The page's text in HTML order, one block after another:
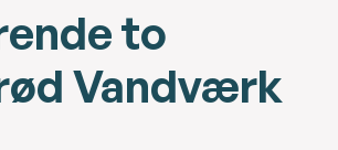
to
Vandværk